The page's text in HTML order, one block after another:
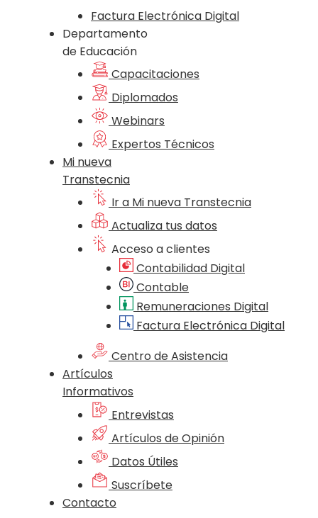
Factura Electrónica Digital
Departamento
de Educación
Capacitaciones
Diplomados
Webinars
Expertos Técnicos
Mi nueva
Transtecnia
Ir a Mi nueva Transtecnia
Actualiza tus datos
Acceso a clientes
Contabilidad Digital
Contable
Remuneraciones Digital
Factura Electrónica Digital
Centro de Asistencia
Artículos
Informativos
Entrevistas
Artículos de Opinión
Datos Útiles
Suscríbete
Contacto